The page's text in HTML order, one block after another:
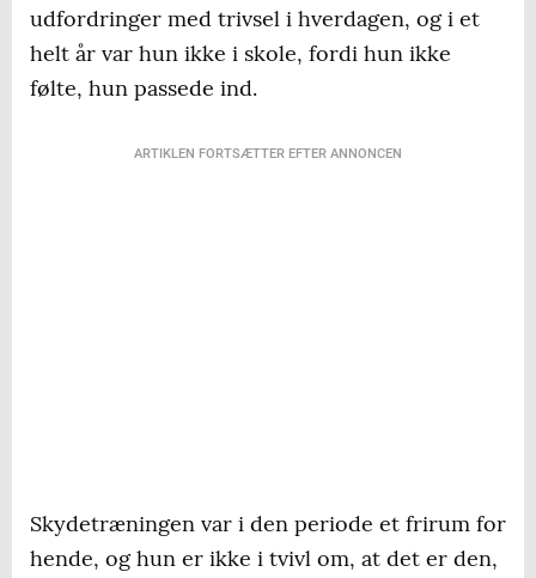
udfordringer med trivsel i hverdagen, og i et
helt år var hun ikke i skole, fordi hun ikke
følte, hun passede ind.
ARTIKLEN FORTSÆTTER EFTER ANNONCEN
Skydetræningen var i den periode et frirum for
hende, og hun er ikke i tvivl om, at det er den,